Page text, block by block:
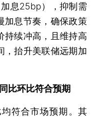
息25bp），抑制需
加息节奏，确保政策
持续冲高，且维持高
，抬升美联储远期加
比环比符合预期
符合市场预期。其